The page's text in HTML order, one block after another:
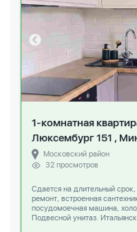
1-комнатная
Люксембург 151 ,
Московский район
32 просмотров
Сдается на длительный
ремонт, встроенная
посудомоечная машина,
Подвесной унитаз.